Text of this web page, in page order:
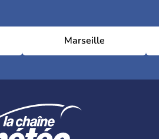
Marseille